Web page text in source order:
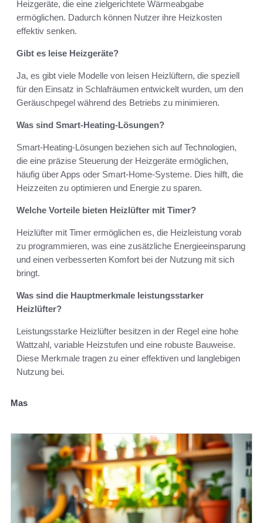
Heizgeräte, die eine zielgerichtete Wärmeabgabe
ermöglichen. Dadurch können Nutzer ihre Heizkosten
effektiv senken.
Gibt es leise Heizgeräte?
Ja, es gibt viele Modelle von leisen Heizlüftern, die speziell
für den Einsatz in Schlafräumen entwickelt wurden, um den
Geräuschpegel während des Betriebs zu minimieren.
Was sind Smart-Heating-Lösungen?
Smart-Heating-Lösungen beziehen sich auf Technologien,
die eine präzise Steuerung der Heizgeräte ermöglichen,
häufig über Apps oder Smart-Home-Systeme. Dies hilft, die
Heizzeiten zu optimieren und Energie zu sparen.
Welche Vorteile bieten Heizlüfter mit Timer?
Heizlüfter mit Timer ermöglichen es, die Heizleistung vorab
zu programmieren, was eine zusätzliche Energieeinsparung
und einen verbesserten Komfort bei der Nutzung mit sich
bringt.
Was sind die Hauptmerkmale leistungsstarker
Heizlüfter?
Leistungsstarke Heizlüfter besitzen in der Regel eine hohe
Wattzahl, variable Heizstufen und eine robuste Bauweise.
Diese Merkmale tragen zu einer effektiven und langlebigen
Nutzung bei.
Mas